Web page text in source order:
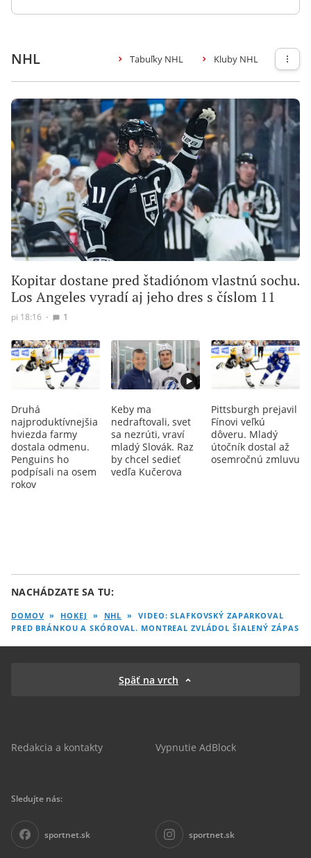
NHL Tabuľky NHL Kluby NHL
Kopitar dostane pred štadiónom vlastnú sochu.
Los Angeles vyradí aj jeho dres s číslom 11
pi 18:16 ∙ 1
Druhá
najproduktívnejšia
hviezda farmy
dostala odmenu.
Penguins ho
podpísali na osem
rokov
Keby ma
nedraftovali, svet
sa nezrúti, vraví
mladý Slovák. Raz
by chcel sedieť
vedľa Kučerova
Pittsburgh prejavil
Fínovi veľkú
dôveru. Mladý
útočník dostal až
osemročnú zmluvu
NACHÁDZATE SA TU:
DOMOV » HOKEJ » NHL »
VIDEO: SLAFKOVSKÝ ZAPARKOVAL
PRED BRÁNKOU A SKÓROVAL. MONTREAL ZVLÁDOL ŠIALENÝ ZÁPAS
Späť na vrch
Redakcia a kontakty Vypnutie AdBlock
Sledujte nás:
sportnet.sk sportnet.sk